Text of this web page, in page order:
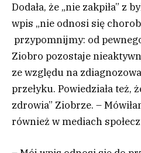
Dodała, że „nie zakpiła” z
wpis „nie odnosi się
przypomnijmy: od
Ziobro pozostaje
ze względu na
przełyku. Powiedziała też,
zdrowia” Ziobrze. –
również w mediach